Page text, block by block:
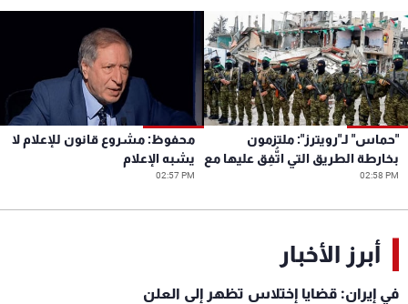
"حماس" لـ"رويترز": ملتزمون
بخارطة الطريق التي اتُّفِق عليها مع
الوسطاء وممثلي مجلس السلام
02:58 PM
محفوظ: مشروع قانون للإعلام لا
يشبه الإعلام
02:57 PM
أبرز الأخبار
في إيران: قضايا إختلاس تظهر إلى العلن